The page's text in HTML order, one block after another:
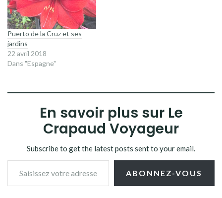
Puerto de la Cruz et ses
jardins
22 avril 2018
Dans "Espagne"
En savoir plus sur Le
Crapaud Voyageur
Subscribe to get the latest posts sent to your email.
Saisissez votre adresse e-mail…
ABONNEZ-VOUS